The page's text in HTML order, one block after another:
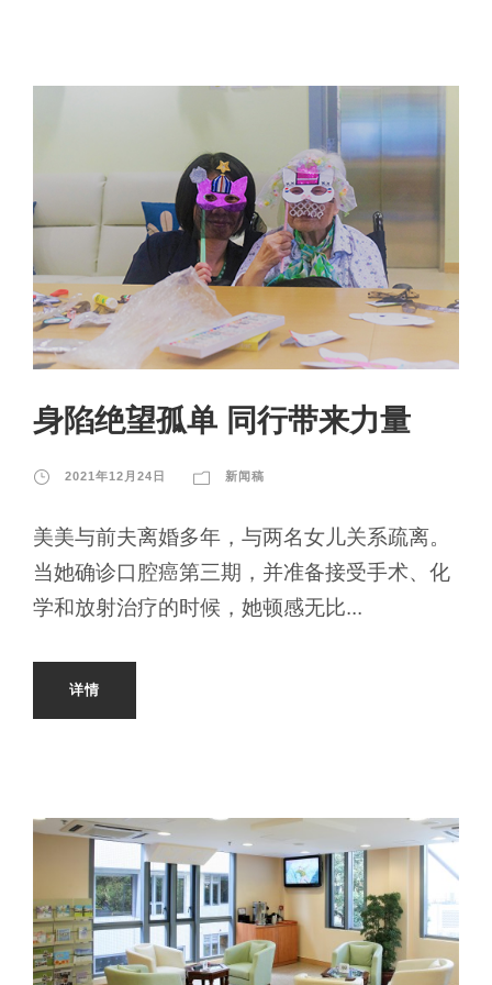
身陷绝望孤单 同行带来力量
2021年12月24日 新闻稿
美美与前夫离婚多年，与两名女儿关系疏离。
当她确诊口腔癌第三期，并准备接受手术、化
学和放射治疗的时候，她顿感无比...
详情